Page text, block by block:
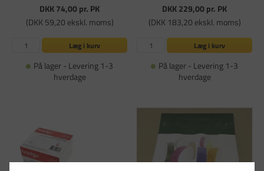
DKK 74,00pr. PK
(DKK 59,20 ekskl. moms)
Læg i kurv
På lager - Levering 1-3
hverdage
DKK 229,00pr. PK
(DKK 183,20 ekskl. moms)
Læg i kurv
På lager - Levering 1-3
hverdage